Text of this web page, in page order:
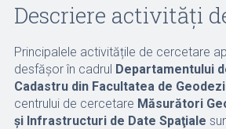
Descriere activități
Principalele activitățile de cercetare
desfăşor în cadrul Departamentului
Cadastru din Facultatea de
centrului de cercetare Măsurători
şi Infrastructuri de Date Spaţiale